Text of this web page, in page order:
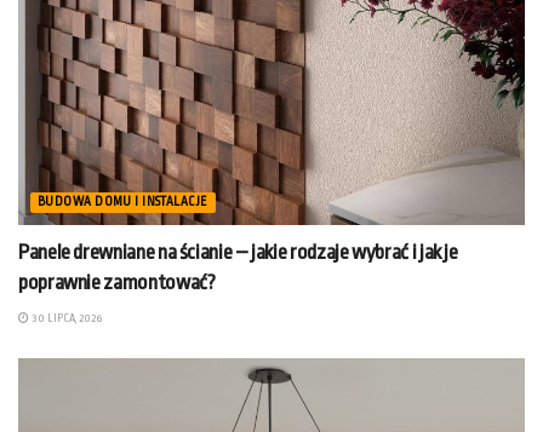
BUDOWA DOMU I INSTALACJE
Panele drewniane na ścianie – jakie rodzaje wybrać i jak je
poprawnie zamontować?
30 LIPCA, 2026